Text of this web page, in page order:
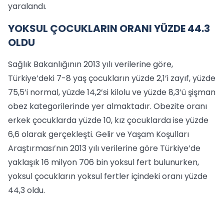
yaralandı.
YOKSUL ÇOCUKLARIN ORANI YÜZDE 44.3
OLDU
Sağlık Bakanlığının 2013 yılı verilerine göre,
Türkiye’deki 7-8 yaş çocukların yüzde 2,1’i zayıf, yüzde
75,5’i normal, yüzde 14,2’si kilolu ve yüzde 8,3’ü şişman
obez kategorilerinde yer almaktadır. Obezite oranı
erkek çocuklarda yüzde 10, kız çocuklarda ise yüzde
6,6 olarak gerçekleşti. Gelir ve Yaşam Koşulları
Araştırması’nın 2013 yılı verilerine göre Türkiye’de
yaklaşık 16 milyon 706 bin yoksul fert bulunurken,
yoksul çocukların yoksul fertler içindeki oranı yüzde
44,3 oldu.